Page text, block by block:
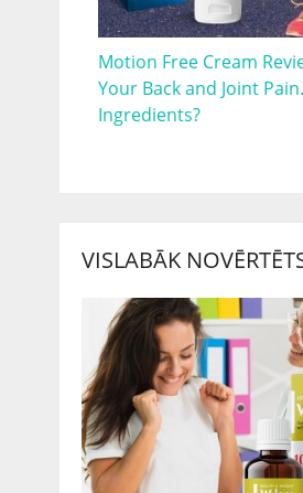
Motion Free Cream
Your Back and Joint Pain.
Ingredients?
VISLABĀK